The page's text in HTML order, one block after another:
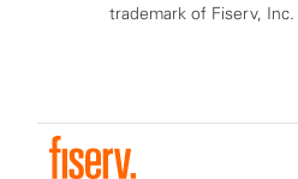
trademark of Fiserv,